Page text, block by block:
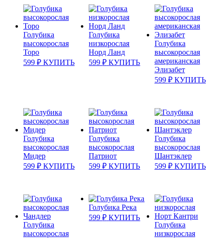
Голубика
высокорослая
Торо
599 ₽ КУПИТЬ
Голубика
низкорослая
Норд Ланд
599₽ КУПИТЬ
Голубика
высокорослая
американская
Элизабет
599 ₽ КУПИТЬ
Голубика
высокорослая
Мидер
599 ₽ КУПИТЬ
Голубика
высокорослая
Патриот
599₽ КУПИТЬ
Голубика
высокорослая
Шантэклер
599 ₽ КУПИТЬ
Голубика
высокорослая
Голубика Река
599₽ КУПИТЬ
Голубика
низкорослая